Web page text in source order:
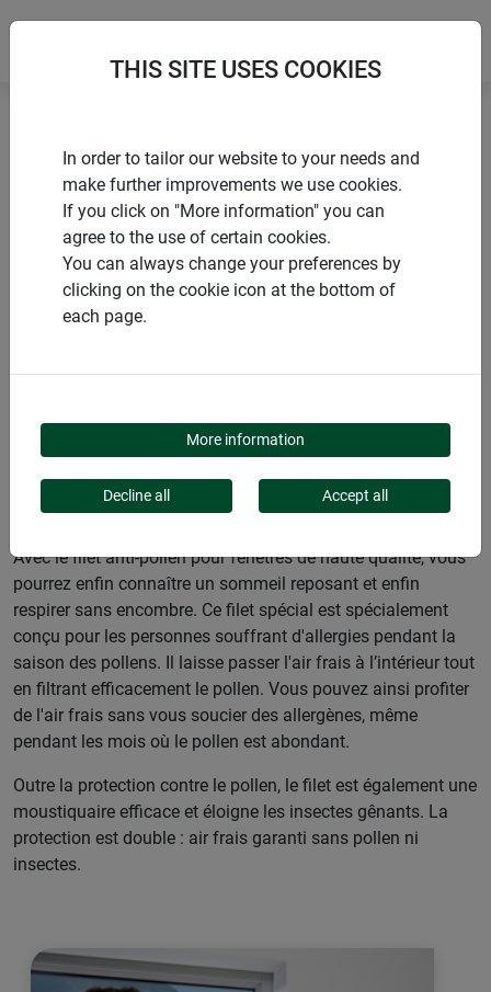
Accueil
Produits de Windhager Home & Garden
Moustiquaire
Applications spéciales
Protection anti-pollen
CATÉGORIE DE PRODUITS
POLLEN
Avec le filet anti-pollen pour fenêtres de haute qualité, vous
pourrez enfin connaître un sommeil reposant et enfin
respirer sans encombre. Ce filet spécial est spécialement
conçu pour les personnes souffrant d'allergies pendant la
saison des pollens. Il laisse passer l'air frais à l’intérieur tout
en filtrant efficacement le pollen. Vous pouvez ainsi profiter
de l'air frais sans vous soucier des allergènes, même
pendant les mois où le pollen est abondant.
Outre la protection contre le pollen, le filet est également une
moustiquaire efficace et éloigne les insectes gênants. La
protection est double : air frais garanti sans pollen ni
insectes.
THIS SITE USES COOKIES
In order to tailor our website to your needs and
make further improvements we use cookies.
If you click on "More information" you can
agree to the use of certain cookies.
You can always change your preferences by
clicking on the cookie icon at the bottom of
each page.
More information
Decline all Accept all